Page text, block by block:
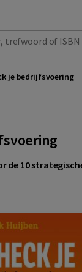
of ISBN
je bedrijfsvoering
de 10